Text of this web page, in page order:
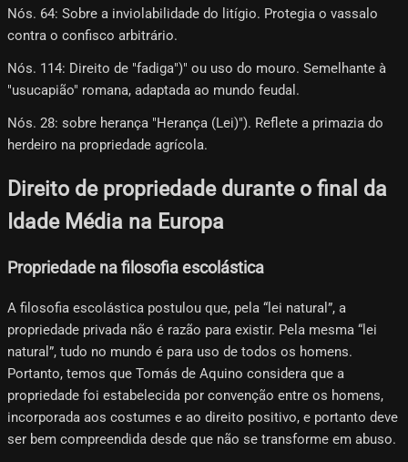
Nós. 64: Sobre a inviolabilidade do litígio. Protegia o vassalo
contra o confisco arbitrário.
Nós. 114: Direito de "fadiga")" ou uso do mouro. Semelhante à
"usucapião" romana, adaptada ao mundo feudal.
Nós. 28: sobre herança "Herança (Lei)"). Reflete a primazia do
herdeiro na propriedade agrícola.
Direito de propriedade durante o final da
Idade Média na Europa
Propriedade na filosofia escolástica
A filosofia escolástica postulou que, pela “lei natural”, a
propriedade privada não é razão para existir. Pela mesma “lei
natural”, tudo no mundo é para uso de todos os homens.
Portanto, temos que Tomás de Aquino considera que a
propriedade foi estabelecida por convenção entre os homens,
incorporada aos costumes e ao direito positivo, e portanto deve
ser bem compreendida desde que não se transforme em abuso.